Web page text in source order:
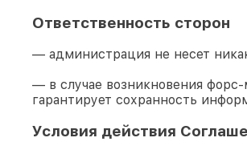
Ответственность сторон
— администрация не несет
— в случае возникновения
гарантирует сохранность
Условия действия